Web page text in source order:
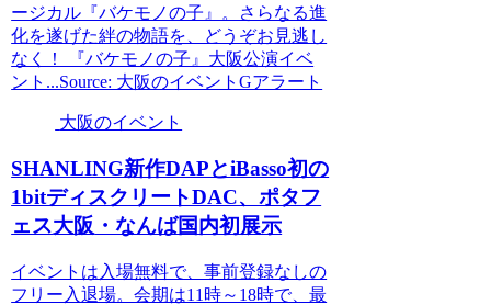
ージカル『バケモノの子』。さらなる進
化を遂げた絆の物語を、どうぞお見逃し
なく！ 『バケモノの子』大阪公演イベ
ント...Source: 大阪のイベントGアラート
大阪のイベント
SHANLING新作DAPとiBasso初の
1bitディスクリートDAC、ポタフ
ェス大阪 ・なんば国内初展示
イベントは入場無料で、事前登録なしの
フリー入退場。会期は11時～18時で、最